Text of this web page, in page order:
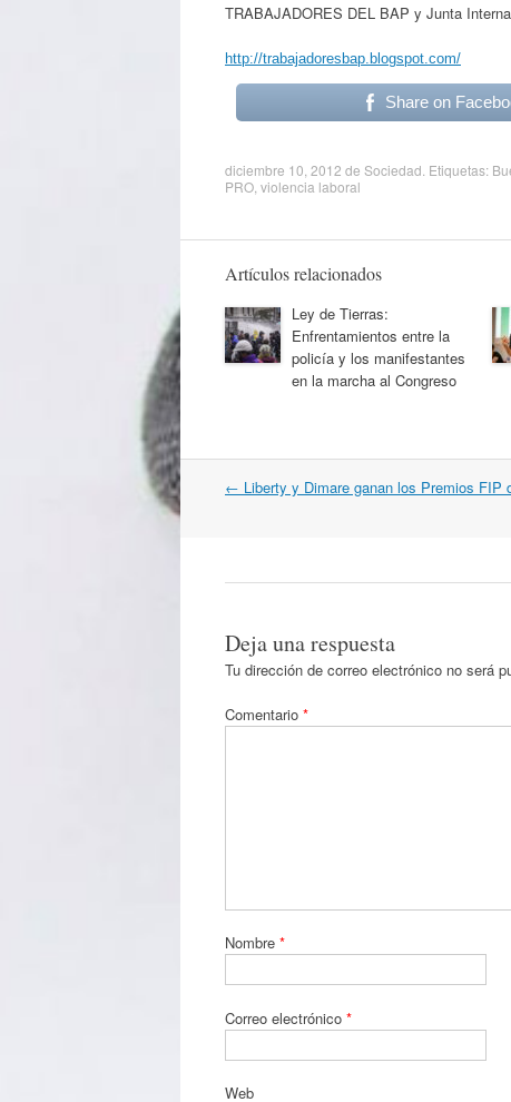
TRABAJADORES DEL BAP y Junta
http://trabajadoresbap.blogspot.com/
Share on
diciembre 10, 2012 de Sociedad . Etiquetas:
PRO violencia laboral
Artículos relacionados
Ley de Tierras:
Enfrentamientos entre la
policía y los manifestantes
en la marcha al Congreso
Navegación
← Liberty y Dimare ganan los Premios FIP
Deja una respuesta
Tu dirección de correo electrónico no será
Comentario *
Nombre *
Correo electrónico *
Web